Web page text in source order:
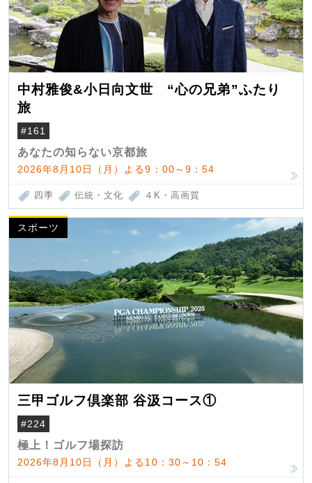
中村雅俊&小日向文世 “心の兄弟”ふたり
旅
#161
あなたの知らない京都旅
2026年8月10日（月）よる9：00～9：54
四季 伝統・文化 ４K・高画質
スポーツ
三甲ゴルフ倶楽部 谷汲コース①
#224
極上！ゴルフ場探訪
2026年8月10日（月）よる10：30～10：54